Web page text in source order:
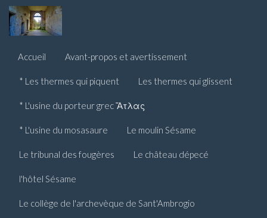
Accueil Avant-propos et avertissement
* Les thermes qui piquent Les thermes qui glissent
* L'usine du porteur grec Ἄτλας
* L'usine du mosasaure Le moulin Sésame
Le tribunal des fougères Le château dépecé
l'hôtel Sésame
Le collège de l'archevèque de Sant'Ambrogio